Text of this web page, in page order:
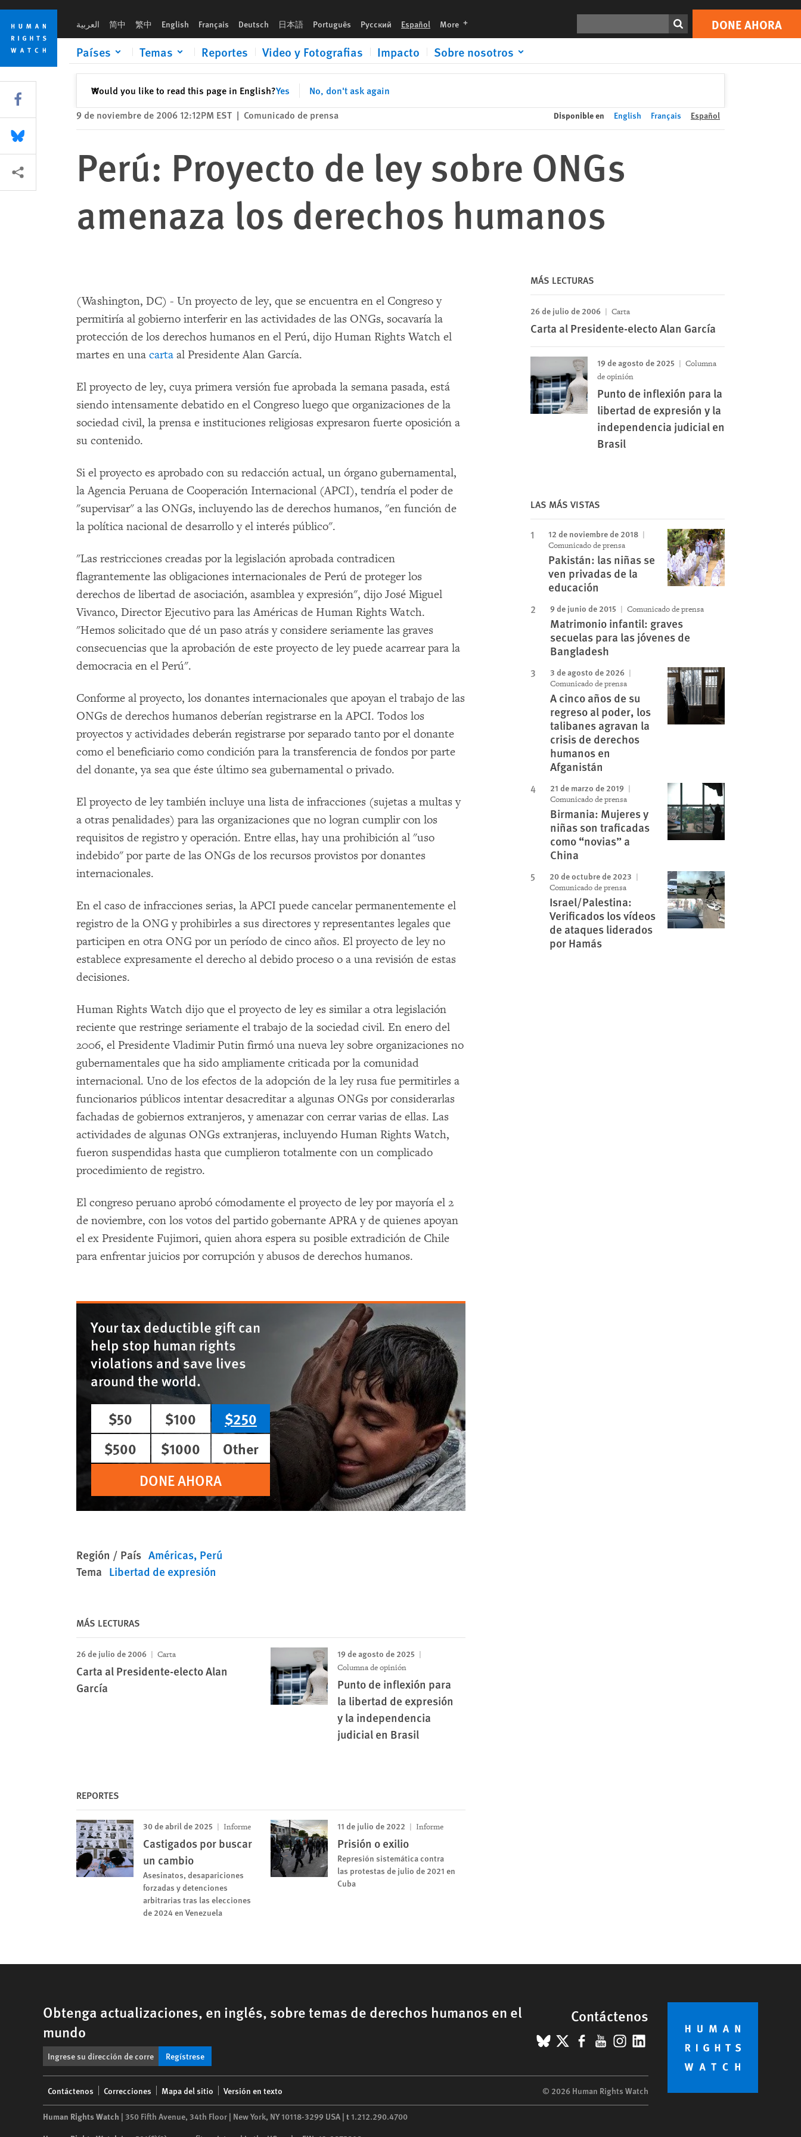
Skip
cookie
privacy
notice
Skip
main
content
العربية 简中 繁中 English Français Deutsch 日本語 Português Русский Español More languages DONE AHORA
Países Temas Reportes Video y Fotografias Impacto Sobre nosotros
Would you like to read this page in English?Yes No, don't ask again
✕Cerrar
Print DONE AHORA
9 de noviembre de 2006 12:12PM EST | Comunicado de prensa Disponible en English Français Español
Perú: Proyecto de ley sobre ONGs
amenaza los derechos humanos
(Washington, DC) - Un proyecto de ley, que se encuentra en el Congreso y
permitiría al gobierno interferir en las actividades de las ONGs, socavaría la
protección de los derechos humanos en el Perú, dijo Human Rights Watch el
martes en una carta al Presidente Alan García.
El proyecto de ley, cuya primera versión fue aprobada la semana pasada, está
siendo intensamente debatido en el Congreso luego que organizaciones de la
sociedad civil, la prensa e instituciones religiosas expresaron fuerte oposición a
su contenido.
Si el proyecto es aprobado con su redacción actual, un órgano gubernamental,
la Agencia Peruana de Cooperación Internacional (APCI), tendría el poder de
"supervisar" a las ONGs, incluyendo las de derechos humanos, "en función de
la política nacional de desarrollo y el interés público".
"Las restricciones creadas por la legislación aprobada contradicen
flagrantemente las obligaciones internacionales de Perú de proteger los
derechos de libertad de asociación, asamblea y expresión", dijo José Miguel
Vivanco, Director Ejecutivo para las Américas de Human Rights Watch.
"Hemos solicitado que dé un paso atrás y considere seriamente las graves
consecuencias que la aprobación de este proyecto de ley puede acarrear para la
democracia en el Perú".
Conforme al proyecto, los donantes internacionales que apoyan el trabajo de las
ONGs de derechos humanos deberían registrarse en la APCI. Todos los
proyectos y actividades deberán registrarse por separado tanto por el donante
como el beneficiario como condición para la transferencia de fondos por parte
del donante, ya sea que éste último sea gubernamental o privado.
El proyecto de ley también incluye una lista de infracciones (sujetas a multas y
a otras penalidades) para las organizaciones que no logran cumplir con los
requisitos de registro y operación. Entre ellas, hay una prohibición al "uso
indebido" por parte de las ONGs de los recursos provistos por donantes
internacionales.
En el caso de infracciones serias, la APCI puede cancelar permanentemente el
registro de la ONG y prohibirles a sus directores y representantes legales que
participen en otra ONG por un período de cinco años. El proyecto de ley no
establece expresamente el derecho al debido proceso o a una revisión de estas
decisiones.
Human Rights Watch dijo que el proyecto de ley es similar a otra legislación
reciente que restringe seriamente el trabajo de la sociedad civil. En enero del
2006, el Presidente Vladimir Putin firmó una nueva ley sobre organizaciones no
gubernamentales que ha sido ampliamente criticada por la comunidad
internacional. Uno de los efectos de la adopción de la ley rusa fue permitirles a
funcionarios públicos intentar desacreditar a algunas ONGs por considerarlas
fachadas de gobiernos extranjeros, y amenazar con cerrar varias de ellas. Las
actividades de algunas ONGs extranjeras, incluyendo Human Rights Watch,
fueron suspendidas hasta que cumplieron totalmente con un complicado
procedimiento de registro.
El congreso peruano aprobó cómodamente el proyecto de ley por mayoría el 2
de noviembre, con los votos del partido gobernante APRA y de quienes apoyan
el ex Presidente Fujimori, quien ahora espera su posible extradición de Chile
para enfrentar juicios por corrupción y abusos de derechos humanos.
Your tax deductible gift can
help stop human rights
violations and save lives
around the world.
$50
$100
$250
$500
$1000
Other
DONE AHORA
Región / País Américas Perú
Tema Libertad de expresión
MÁS LECTURAS
26 de julio de 2006 Carta
Carta al Presidente-electo Alan
García
19 de agosto de 2025
Columna de opinión
Punto de inflexión para
la libertad de expresión
y la independencia
judicial en Brasil
REPORTES
30 de abril de 2025 Informe
Castigados por buscar
un cambio
Asesinatos, desapariciones
forzadas y detenciones
arbitrarias tras las elecciones
de 2024 en Venezuela
11 de julio de 2022 Informe
Prisión o exilio
Represión sistemática contra
las protestas de julio de 2021 en
Cuba
MÁS LECTURAS
26 de julio de 2006 Carta
Carta al Presidente-electo Alan García
19 de agosto de 2025
Columna
de opinión
Punto de inflexión para la
libertad de expresión y la
independencia judicial en
Brasil
LAS MÁS VISTAS
12 de noviembre de 2018
Comunicado de prensa
Pakistán: las niñas se
ven privadas de la
educación
9 de junio de 2015 Comunicado de prensa
Matrimonio infantil: graves
secuelas para las jóvenes de
Bangladesh
3 de agosto de 2026
Comunicado de prensa
A cinco años de su
regreso al poder, los
talibanes agravan la
crisis de derechos
humanos en
Afganistán
21 de marzo de 2019
Comunicado de prensa
Birmania: Mujeres y
niñas son traficadas
como “novias” a
China
20 de octubre de 2023
Comunicado de prensa
Israel/Palestina:
Verificados los vídeos
de ataques liderados
por Hamás
Share this via Facebook
Share this via Bluesky
Share this via Compartir
Obtenga actualizaciones, en inglés, sobre temas de derechos humanos en el
mundo
Regístrese
Contáctenos
BlueSky
X Facebook
YouTube
Instagram
LinkedIn
menu
Contáctenos Correcciones Mapa del sitio Versión en texto © 2026 Human Rights Watch
Human Rights Watch | 350 Fifth Avenue, 34th Floor | New York, NY10118-3299 USA | t1.212.290.4700